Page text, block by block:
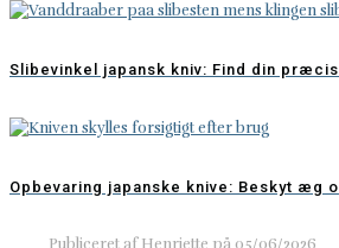
Slibevinkel japansk kniv: Find din
Opbevaring japanske knive: Beskyt æg